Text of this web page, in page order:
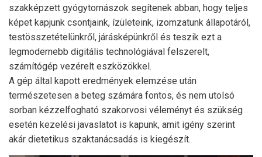
szakképzett gyógytornászok segítenek abban, hogy teljes
képet kapjunk csontjaink, ízületeink, izomzatunk állapotáról,
testösszetételünkről, járásképünkről és teszik ezt a
legmodernebb digitális technológiával felszerelt,
számítógép vezérelt eszközökkel.
A gép által kapott eredmények elemzése után
természetesen a beteg számára fontos, és nem utolsó
sorban kézzelfogható szakorvosi véleményt és szükség
esetén kezelési javaslatot is kapunk, amit igény szerint
akár dietetikus szaktanácsadás is kiegészít.